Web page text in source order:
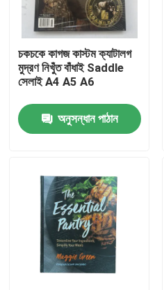
চকচকে কাগজ কাস্টম ক্যাটালগ
মুদ্রণ নিখুঁত বাঁধাই Saddle
সেলাই A4 A5 A6
অনুসন্ধান পাঠান